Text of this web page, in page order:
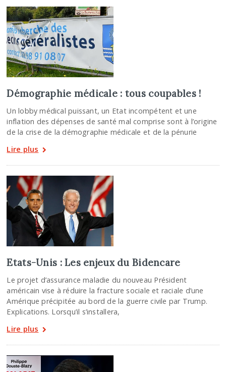
Démographie médicale : tous coupables !
Un lobby médical puissant, un Etat incompétent et une
inflation des dépenses de santé mal comprise sont à l’origine
de la crise de la démographie médicale et de la pénurie
Lire plus
Etats-Unis : Les enjeux du Bidencare
Le projet d’assurance maladie du nouveau Président
américain vise à réduire la fracture sociale et raciale d’une
Amérique précipitée au bord de la guerre civile par Trump.
Explications. Lorsqu’il s’installera,
Lire plus